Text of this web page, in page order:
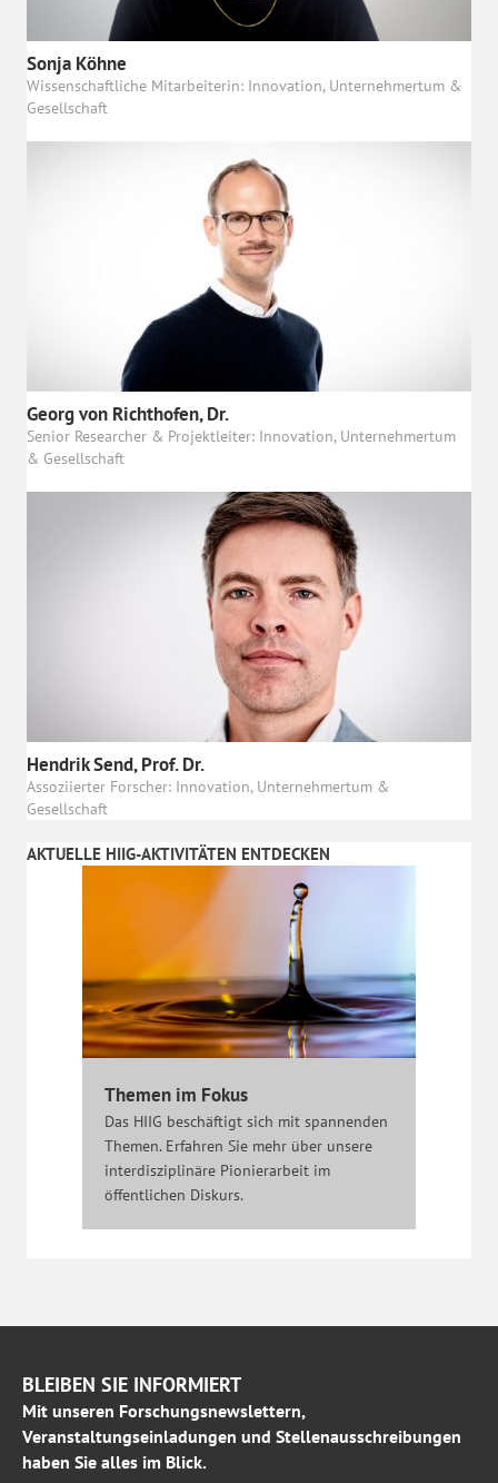
Sonja Köhne
Wissenschaftliche Mitarbeiterin: Innovation, Unternehmertum &
Gesellschaft
Georg von Richthofen, Dr.
Senior Researcher & Projektleiter: Innovation, Unternehmertum
& Gesellschaft
Hendrik Send, Prof. Dr.
Assoziierter Forscher: Innovation, Unternehmertum &
Gesellschaft
AKTUELLE HIIG-AKTIVITÄTEN ENTDECKEN
Themen im Fokus
Das HIIG beschäftigt sich mit spannenden
Themen. Erfahren Sie mehr über unsere
interdisziplinäre Pionierarbeit im
öffentlichen Diskurs.
BLEIBEN SIE INFORMIERT
Mit unseren Forschungsnewslettern,
Veranstaltungseinladungen und Stellenausschreibungen
haben Sie alles im Blick.